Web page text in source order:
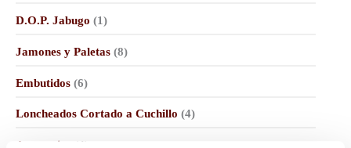
D.O.P. Jabugo (1)
Jamones y Paletas (8)
Embutidos (6)
Loncheados Cortado a Cuchillo (4)
Accesorios (4)